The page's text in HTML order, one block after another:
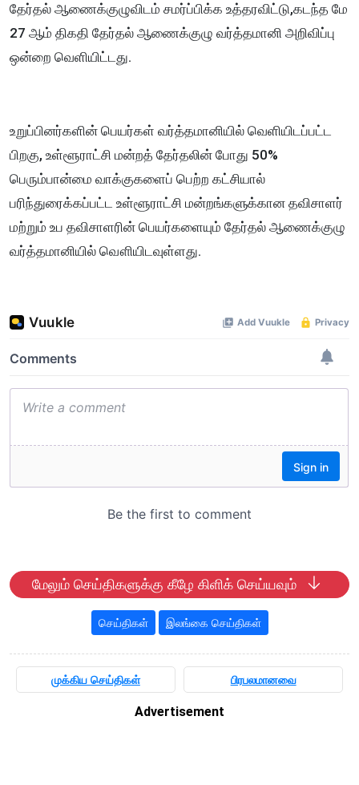
தேர்தல் ஆணைக்குழுவிடம் சமர்ப்பிக்க உத்தரவிட்டு,கடந்த மே
27 ஆம் திகதி தேர்தல் ஆணைக்குழு வர்த்தமானி அறிவிப்பு
ஒன்றை வெளியிட்டது.
உறுப்பினர்களின் பெயர்கள் வர்த்தமானியில் வெளியிடப்பட்ட
பிறகு, உள்ளூராட்சி மன்றத் தேர்தலின் போது 50%
பெரும்பான்மை வாக்குகளைப் பெற்ற கட்சியால்
பரிந்துரைக்கப்பட்ட உள்ளூராட்சி மன்றங்களுக்கான தவிசாளர்
மற்றும் உப தவிசாளரின் பெயர்களையும் தேர்தல் ஆணைக்குழு
வர்த்தமானியில் வௌியிடவுள்ளது.
மேலும் செய்திகளுக்கு கீழே கிளிக் செய்யவும்
செய்திகள் இலங்கை செய்திகள்
முக்கிய செய்திகள் பிரபலமானவை
Advertisement